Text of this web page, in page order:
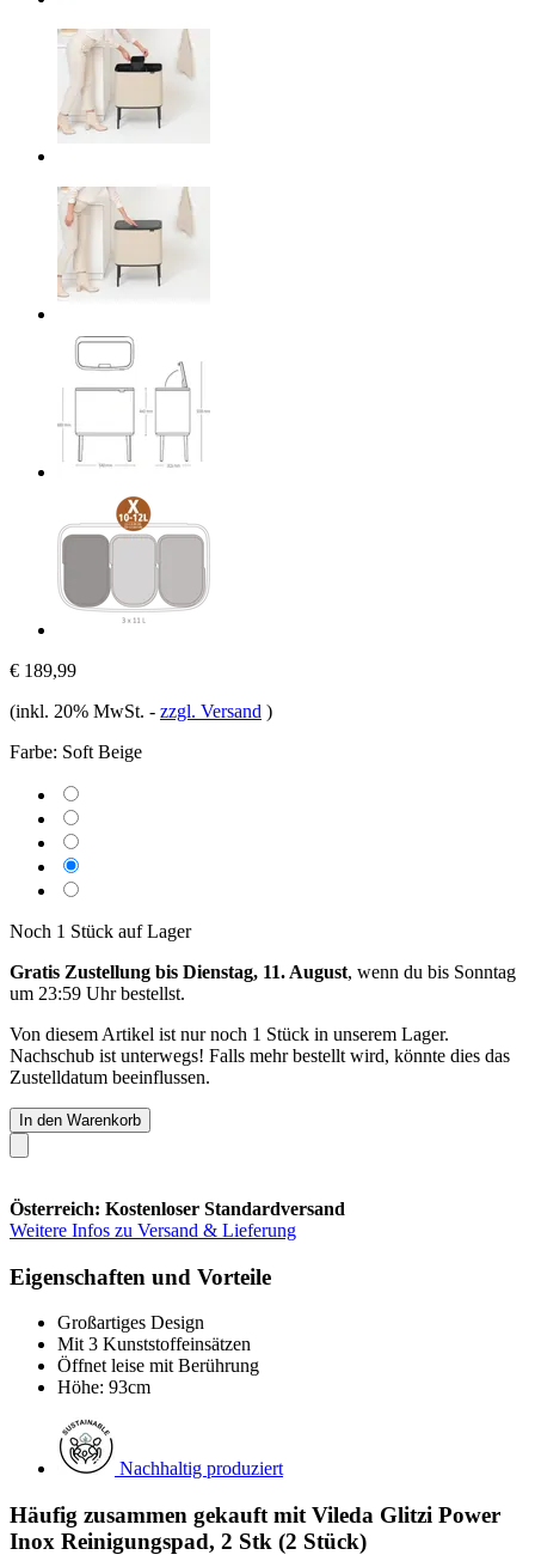
€ 189,99
(inkl. 20% MwSt. - zzgl. Versand )
Farbe: Soft Beige
Noch 1 Stück auf Lager
Gratis Zustellung bis Dienstag, 11. August, wenn du bis Sonntag
um 23:59 Uhrbestellst.
Von diesem Artikel ist nur noch 1 Stück in unserem Lager.
Nachschub ist unterwegs! Falls mehr bestellt wird, könnte dies das
Zustelldatum beeinflussen.
In den Warenkorb
Österreich: Kostenloser Standardversand
Weitere Infos zu Versand & Lieferung
Eigenschaften und Vorteile
Großartiges Design
Mit 3 Kunststoffeinsätzen
Öffnet leise mit Berührung
Höhe: 93cm
Nachhaltig produziert
Häufig zusammen gekauft mit Vileda Glitzi Power
Inox Reinigungspad, 2 Stk (2 Stück)